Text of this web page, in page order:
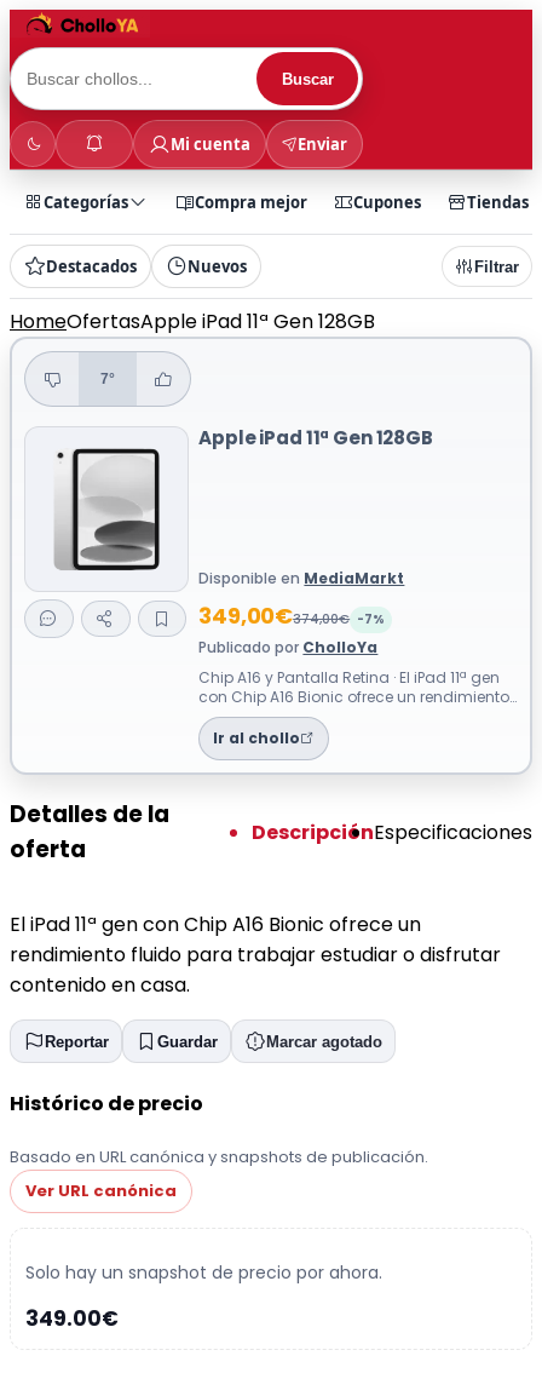
Buscar
Mi cuenta Enviar
Categorías Compra mejor Cupones Tiendas
Destacados Nuevos Filtrar
HomeOfertasApple iPad 11ª Gen 128GB
7°
Apple iPad 11ª Gen 128GB
Disponible en MediaMarkt
349,00€374,00€ -7%
Publicado por CholloYa
Chip A16 y Pantalla Retina · El iPad 11ª gen
con Chip A16 Bionic ofrece un rendimiento
fluido para trabajar estudiar ...
Ir al chollo
Detalles de la
oferta
DescripciónEspecificaciones
El iPad 11ª gen con Chip A16 Bionic ofrece un
rendimiento fluido para trabajar estudiar o disfrutar
contenido en casa.
Reportar Guardar Marcar agotado
Histórico de precio
Basado en URL canónica y snapshots de publicación.
Ver URL canónica
Solo hay un snapshot de precio por ahora.
349.00€